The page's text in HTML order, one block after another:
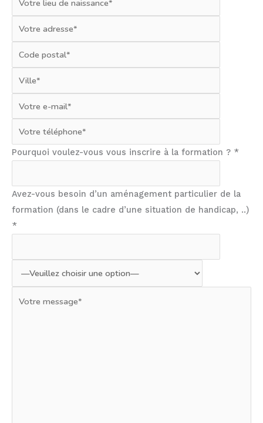
Pourquoi voulez-vous vous inscrire à la formation ? *
Avez-vous besoin d’un aménagement particulier de la
formation (dans le cadre d’une situation de handicap, ..)
*